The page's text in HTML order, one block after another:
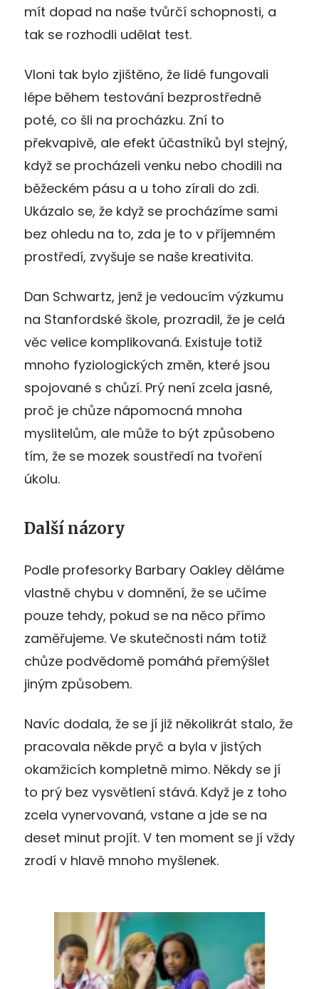
mít dopad na naše tvůrčí schopnosti, a
tak se rozhodli udělat test.
Vloni tak bylo zjištěno, že lidé fungovali
lépe během testování bezprostředně
poté, co šli na procházku. Zní to
překvapivě, ale efekt účastníků byl stejný,
když se procházeli venku nebo chodili na
běžeckém pásu a u toho zírali do zdi.
Ukázalo se, že když se procházíme sami
bez ohledu na to, zda je to v příjemném
prostředí, zvyšuje se naše kreativita.
Dan Schwartz, jenž je vedoucím výzkumu
na Stanfordské škole, prozradil, že je celá
věc velice komplikovaná. Existuje totiž
mnoho fyziologických změn, které jsou
spojované s chůzí. Prý není zcela jasné,
proč je chůze nápomocná mnoha
myslitelům, ale může to být způsobeno
tím, že se mozek soustředí na tvoření
úkolu.
Další názory
Podle profesorky Barbary Oakley děláme
vlastně chybu v domnění, že se učíme
pouze tehdy, pokud se na něco přímo
zaměřujeme. Ve skutečnosti nám totiž
chůze podvědomě pomáhá přemýšlet
jiným způsobem.
Navíc dodala, že se jí již několikrát stalo, že
pracovala někde pryč a byla v jistých
okamžicích kompletně mimo. Někdy se jí
to prý bez vysvětlení stává. Když je z toho
zcela vynervovaná, vstane a jde se na
deset minut projít. V ten moment se jí vždy
zrodí v hlavě mnoho myšlenek.